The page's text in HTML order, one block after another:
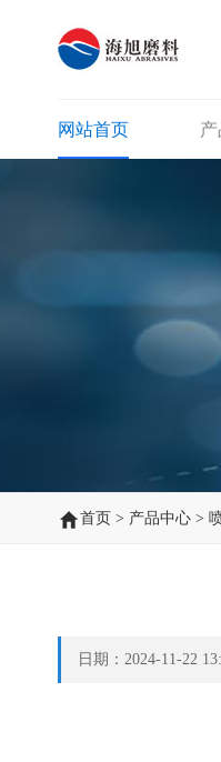
网站首页
首页 > 产品中心 >
日期：2024-11-22